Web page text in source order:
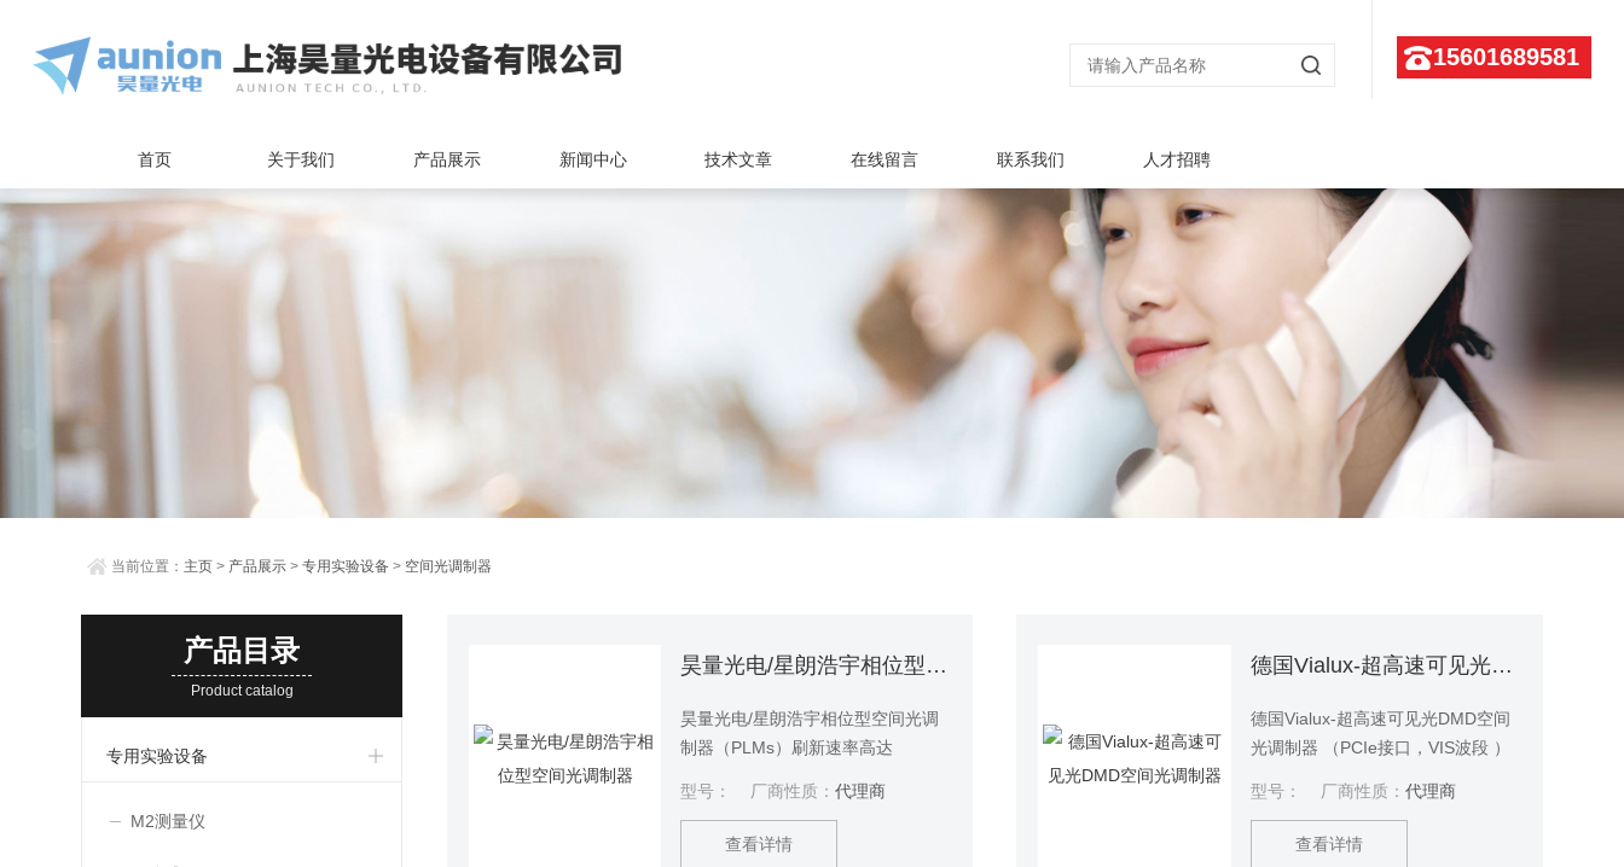
15601689581
首页 关于我们 产品展示 新闻中心 技术文章 在线留言 联系我们 人才招聘
当前位置： 主页 > 产品展示 >专用实验设备 > 空间光调制器
产品目录
Product catalog
专用实验设备
M2测量仪
昊量光电/星朗浩宇相位型空间光调制器
昊量光电/星朗浩宇相位型空间光调
制器（PLMs）刷新速率高达
束整形、全息显示和激光加工等光
学实验应用。
型号： 厂商性质：代理商
查看详情
德国Vialux-超高速可见光DMD空间光调制器
德国Vialux-超高速可见光DMD空间
光调制器 （PCIe接口，VIS波段 ）
色，可实现超过DLPCx10芯片组61
Gbit/s数据速率的连续图像上传，并
型号： 厂商性质：代理商
查看详情